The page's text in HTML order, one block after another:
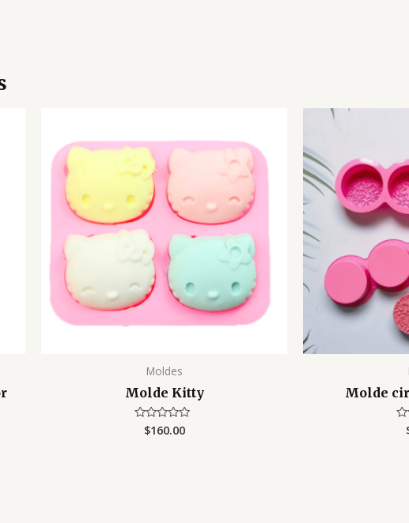
Moldes
Molde Kitty
Valorado
con
$160.00
Molde
con